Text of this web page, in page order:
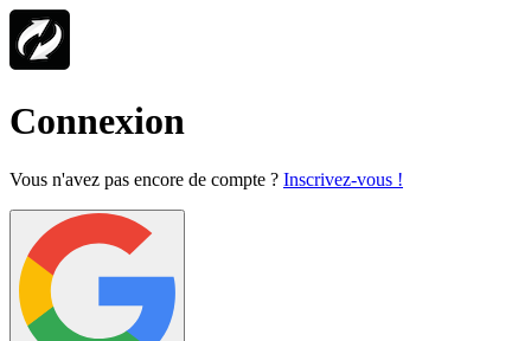
Connexion
Vous n'avez pas encore de compte ? Inscrivez-vous !